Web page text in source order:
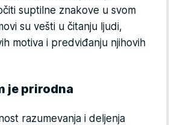
suptilne znakove u svom
su vešti u čitanju ljudi,
motiva i predviđanju njihovih
je prirodna
razumevanja i deljenja